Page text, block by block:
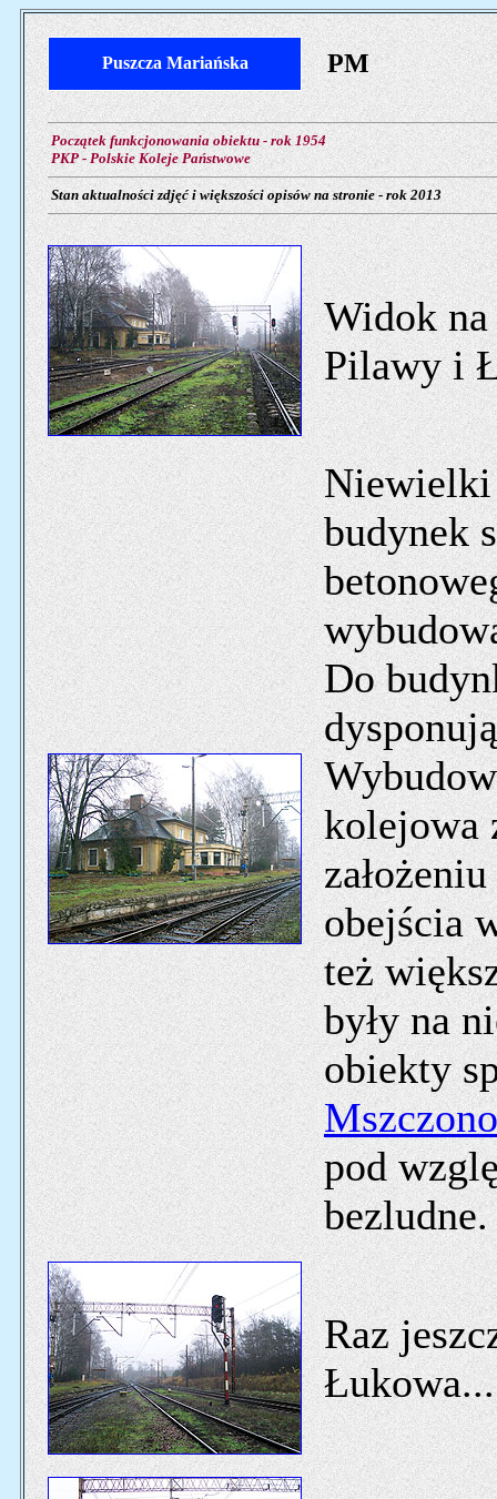
Puszcza Mariańska PM
Początek funkcjonowania obiektu - rok 1954
PKP - Polskie Koleje Państwowe
Stan aktualności zdjęć i większości opisów na stronie - rok 2013
Widok
Pilawy i
Niewielki
budynek
Do
kolejowa
obejścia
też
były na
obiekty
pod
bezludne.
Raz
Łukowa...